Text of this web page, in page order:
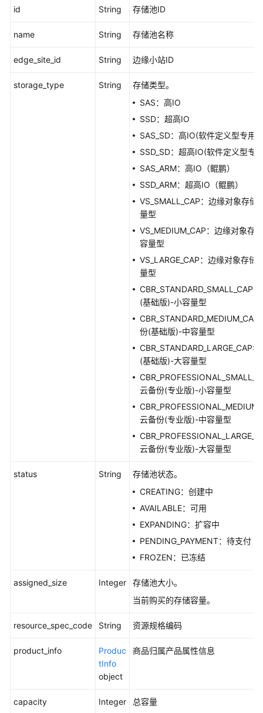
ListStoragePools
查
存
担
（SLA）
皮
资
持
id String 存储池ID
name String 存储池名称
edge_site_id String 边缘小站ID
storage_type String
存储类型。
SAS：高IO
SSD：超高IO
SAS_SD：高IO(软件定义型专用)
SSD_SD：超高IO(软件定义型专
SAS_ARM：高IO（鲲鹏）
SSD_ARM：超高IO（鲲鹏）
VS_SMALL_CAP：边缘对象存储
量型
VS_MEDIUM_CAP：边缘对象存
容量型
VS_LARGE_CAP：边缘对象存储-
量型
CBR_STANDARD_SMALL_CAP:
(基础版)-小容量型
份(基础版)-中容量型
CBR_STANDARD_LARGE_CAP:
(基础版)-大容量型
云备份(专业版)-小容量型
云备份(专业版)-中容量型
云备份(专业版)-大容量型
status String
存储池状态。
CREATING：创建中
AVAILABLE：可用
EXPANDING：扩容中
PENDING_PAYMENT：待支付
FROZEN：已冻结
assigned_size Integer
存储池大小。
当前购买的存储容量。
resource_spec_code String 资源规格编码
product_info
Produc
tInfo
object
商品归属产品属性信息
capacity Integer 总容量